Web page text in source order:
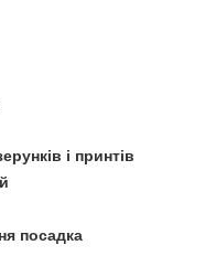
і принтів
посадка